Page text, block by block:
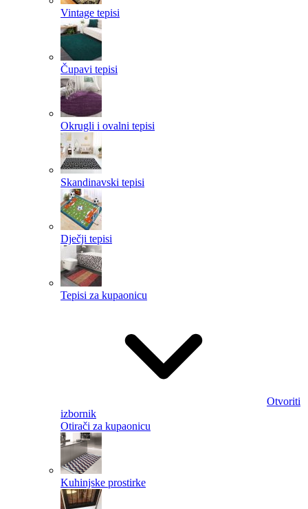
Vintage tepisi
Čupavi tepisi
Okrugli i ovalni tepisi
Skandinavski tepisi
Dječji tepisi
Tepisi za kupaonicu
Otvoriti
izbornik
Otirači za kupaonicu
Kuhinjske prostirke